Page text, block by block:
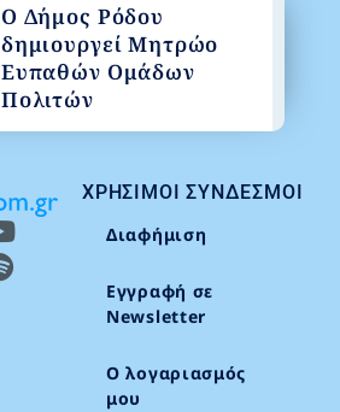
ΧΡΉΣΙΜΟΙ ΣΎΝΔΕΣΜΟΙ
Διαφήμιση
Εγγραφή σε
Newsletter
Ο λογαριασμός
μου
Ο Δήμος Ρόδου
δημιουργεί Μητρώο
Ευπαθών Ομάδων
Πολιτών